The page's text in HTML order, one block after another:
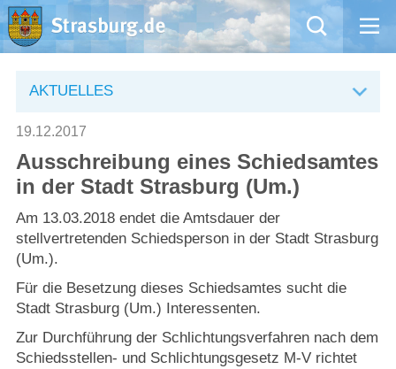
Aktuelles
Rathaus
Natur – Kultur – Tourismus
Wirtschaft
Willkommen in Strasburg (Uckermark)
AKTUELLES
19.12.2017
Ausschreibung eines Schiedsamtes
in der Stadt Strasburg (Um.)
Am 13.03.2018 endet die Amtsdauer der
stellvertretenden Schiedsperson in der Stadt Strasburg
(Um.).
Für die Besetzung dieses Schiedsamtes sucht die
Stadt Strasburg (Um.) Interessenten.
Zur Durchführung der Schlichtungsverfahren nach dem
Schiedsstellen- und Schlichtungsgesetz M-V richtet